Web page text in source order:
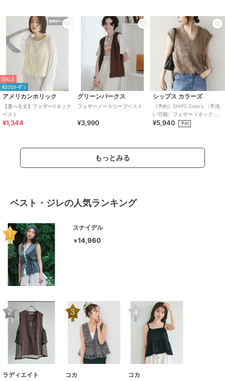
SALE
¥200ｸｰﾎﾟﾝ
アメリカンホリック
【選べる丈】フェザーVネック
ベスト
¥1,344
グリーンパークス
フェザーノースリーブベスト
¥3,990
シップス カラーズ
《予約》SHIPS Colors:〈手洗
い可能〉フェザー Vネック ベ
スト 2
¥5,940 予約
もっとみる
ベスト・ジレの人気ランキング
スナイデル
￥14,960
ラディエイト コカ コカ